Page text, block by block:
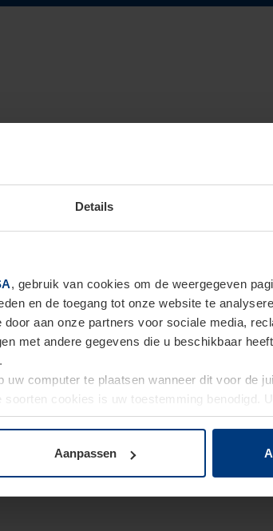
Details
, gebruik van cookies om de weergegeven
en de toegang tot onze website te
aan onze partners voor sociale media,
met andere gegevens die u beschikbaar
computer te plaatsen wanneer dit voor de
cookies is uw toestemming benodigd.
Privacyverklaringop onze website wijzigen
Aanpassen